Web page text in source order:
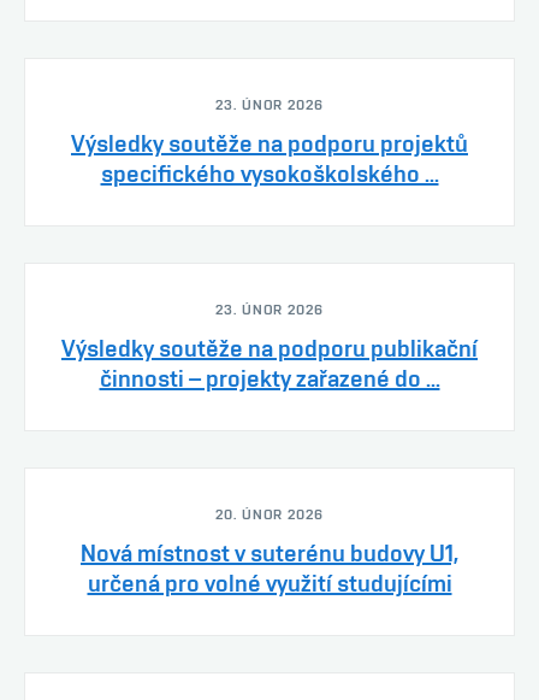
23. ÚNOR 2026
Výsledky soutěže na podporu projektů
specifického vysokoškolského ...
23. ÚNOR 2026
Výsledky soutěže na podporu publikační
činnosti – projekty zařazené do ...
20. ÚNOR 2026
Nová místnost v suterénu budovy U1,
určená pro volné využití studujícími